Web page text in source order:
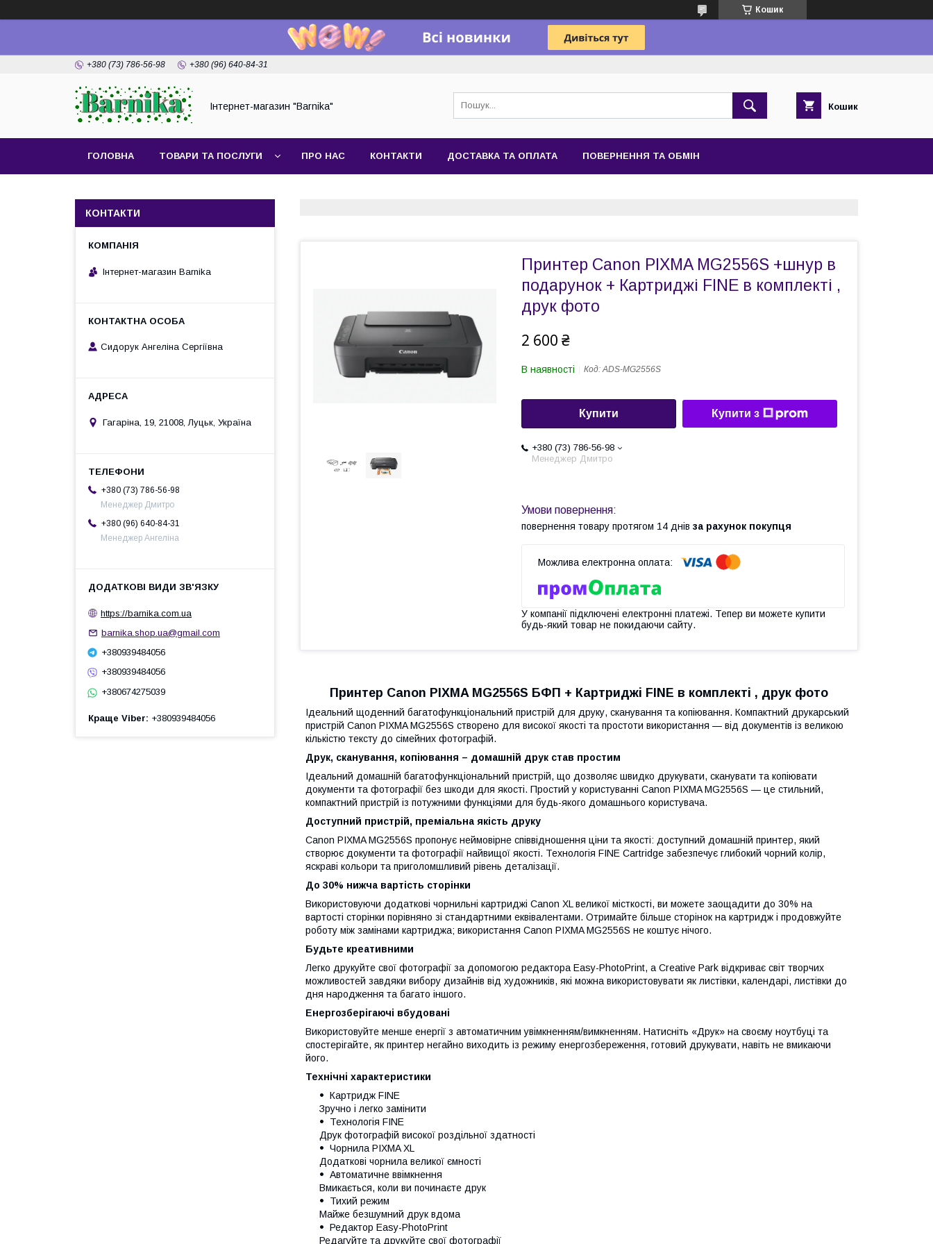
Кошик
+380 (73) 786-56-98 +380 (96) 640-84-31
Інтернет-магазин "Barnika" Кошик
ГОЛОВНА ТОВАРИ ТА ПОСЛУГИ ПРО НАС КОНТАКТИ ДОСТАВКА ТА ОПЛАТА ПОВЕРНЕННЯ ТА ОБМІН
Принтер Canon PIXMA MG2556S +шнур в
подарунок + Картриджі FINE в комплекті ,
друк фото
2 600 ₴
В наявності Код:ADS-MG2556S
Купити Купити з
+380 (73) 786-56-98
Менеджер Дмитро
повернення товару протягом 14 днів за рахунок покупця
У компанії підключені електронні платежі. Тепер ви можете купити
будь-який товар не покидаючи сайту.
Принтер Canon PIXMA MG2556S БФП + Картриджі FINE в комплекті , друк фото
Ідеальний щоденний багатофункціональний пристрій для друку, сканування та копіювання. Компактний друкарський
пристрій Canon PIXMA MG2556S створено для високої якості та простоти використання — від документів із великою
кількістю тексту до сімейних фотографій.
Друк, сканування, копіювання – домашній друк став простим
Ідеальний домашній багатофункціональний пристрій, що дозволяє швидко друкувати, сканувати та копіювати
документи та фотографії без шкоди для якості. Простий у користуванні Canon PIXMA MG2556S — це стильний,
компактний пристрій із потужними функціями для будь-якого домашнього користувача.
Доступний пристрій, преміальна якість друку
Canon PIXMA MG2556S пропонує неймовірне співвідношення ціни та якості: доступний домашній принтер, який
створює документи та фотографії найвищої якості. Технологія FINE Cartridge забезпечує глибокий чорний колір,
яскраві кольори та приголомшливий рівень деталізації.
До 30% нижча вартість сторінки
Використовуючи додаткові чорнильні картриджі Canon XL великої місткості, ви можете заощадити до 30% на
вартості сторінки порівняно зі стандартними еквівалентами. Отримайте більше сторінок на картридж і продовжуйте
роботу між замінами картриджа; використання Canon PIXMA MG2556S не коштує нічого.
Будьте креативними
Легко друкуйте свої фотографії за допомогою редактора Easy-PhotoPrint, а Creative Park відкриває світ творчих
можливостей завдяки вибору дизайнів від художників, які можна використовувати як листівки, календарі, листівки до
дня народження та багато іншого.
Енергозберігаючі вбудовані
Використовуйте менше енергії з автоматичним увімкненням/вимкненням. Натисніть «Друк» на своєму ноутбуці та
спостерігайте, як принтер негайно виходить із режиму енергозбереження, готовий друкувати, навіть не вмикаючи
його.
Технічні характеристики
Картридж FINE
Зручно і легко замінити
Технологія FINE
Друк фотографій високої роздільної здатності
Чорнила PIXMA XL
Додаткові чорнила великої ємності
Автоматичне ввімкнення
Вмикається, коли ви починаєте друк
Тихий режим
Майже безшумний друк вдома
Редактор Easy-PhotoPrint
Редагуйте та друкуйте свої фотографії
КОНТАКТИ
Інтернет-магазин Barnika
Сидорук Ангеліна Сергіївна
Гагаріна, 19, 21008, Луцьк, Україна
+380 (73) 786-56-98
Менеджер Дмитро
+380 (96) 640-84-31
Менеджер Ангеліна
https://barnika.com.ua
barnika.shop.ua@gmail.com
+380939484056
+380939484056
+380674275039
Краще Viber +380939484056